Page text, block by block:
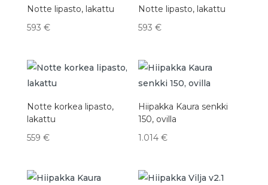
Notte lipasto, lakattu
593 €
Notte lipasto, lakattu
593€
Notte korkea lipasto,
lakattu
559 €
Hiipakka Kaura senkki
150, ovilla
1.014€